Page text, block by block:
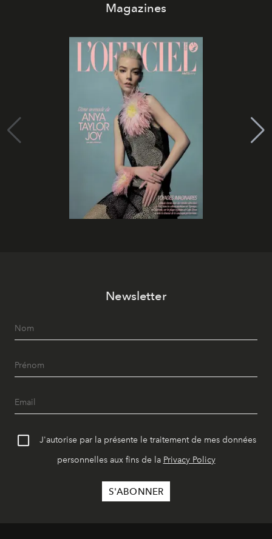
Magazines
Newsletter
J'autorise par la présente le traitement de mes données
personnelles aux fins de la Privacy Policy